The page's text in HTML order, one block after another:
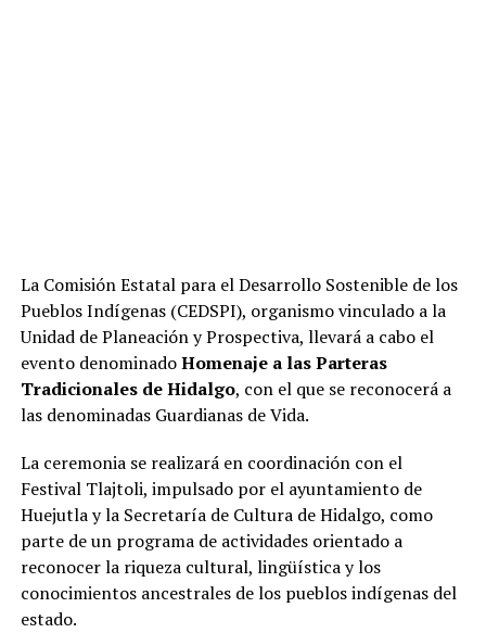
La Comisión Estatal para el Desarrollo Sostenible de los
Pueblos Indígenas (CEDSPI), organismo vinculado a la
Unidad de Planeación y Prospectiva, llevará a cabo el
evento denominadoHomenaje a las Parteras
Tradicionales de Hidalgo, con el que se reconocerá a
las denominadas Guardianas de Vida.
La ceremonia se realizará en coordinación con el
Festival Tlajtoli, impulsado por el ayuntamiento de
Huejutla y la Secretaría de Cultura de Hidalgo, como
parte de un programa de actividades orientado a
reconocer la riqueza cultural, lingüística y los
conocimientos ancestrales de los pueblos indígenas del
estado.